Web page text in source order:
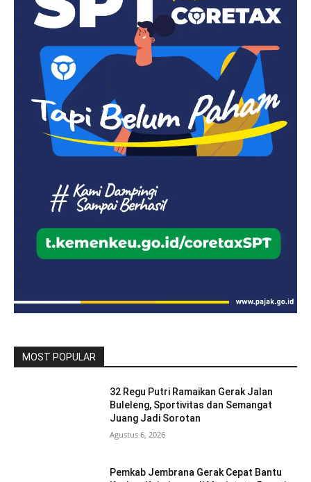
MOST POPULAR
32 Regu Putri Ramaikan Gerak Jalan
Buleleng, Sportivitas dan Semangat
Juang Jadi Sorotan
Agustus 6, 2026
Pemkab Jembrana Gerak Cepat Bantu